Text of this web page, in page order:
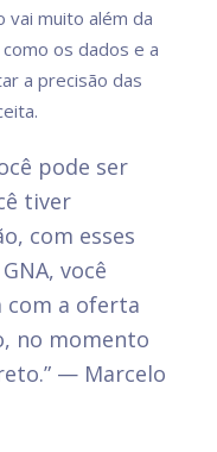
vai muito além da
os dados e a
a precisão das
pode ser
tiver
com esses
você
com a oferta
no momento
— Marcelo